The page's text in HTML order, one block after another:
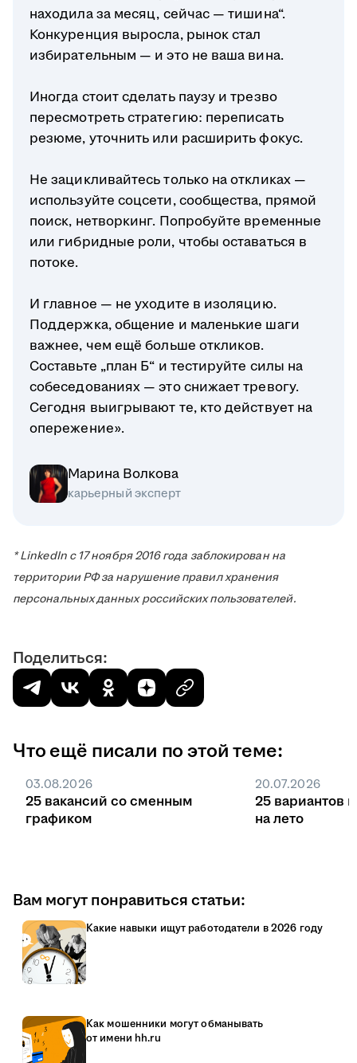
находила за месяц, сейчас — тишина“.
Конкуренция выросла, рынок стал
избирательным — и это не ваша вина.
Иногда стоит сделать паузу и трезво
пересмотреть стратегию: переписать
резюме, уточнить или расширить фокус.
Не зацикливайтесь только на откликах —
используйте соцсети, сообщества, прямой
поиск, нетворкинг. Попробуйте временные
или гибридные роли, чтобы оставаться в
потоке.
И главное — не уходите в изоляцию.
Поддержка, общение и маленькие шаги
важнее, чем ещё больше откликов.
Составьте „план Б“ и тестируйте силы на
собеседованиях — это снижает тревогу.
Сегодня выигрывают те, кто действует на
опережение».
Марина Волкова
карьерный эксперт
* LinkedIn с 17 ноября 2016 года заблокирован на
территории РФ за нарушение правил хранения
персональных данных российских пользователей.
Поделиться:
Что ещё писали по этой теме:
03.08.2026
25 вакансий со сменным
графиком
20.07.2026
25 вариантов
на лето
Вам могут понравиться статьи:
Какие навыки ищут работодатели в 2026 году
Как мошенники могут обманывать
от имени hh.ru